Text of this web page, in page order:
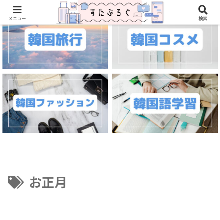
お正月
メニュー 検索